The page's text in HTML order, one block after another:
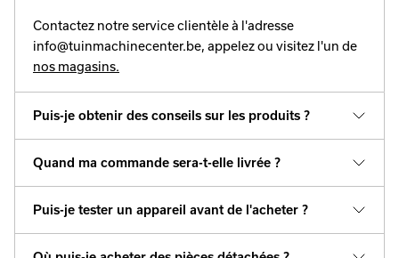
Contactez notre service clientèle à l'adresse
info@tuinmachinecenter.be, appelez ou visitez l'un de
nos magasins.
Puis-je obtenir des conseils sur les produits ?
Quand ma commande sera-t-elle livrée ?
Puis-je tester un appareil avant de l'acheter ?